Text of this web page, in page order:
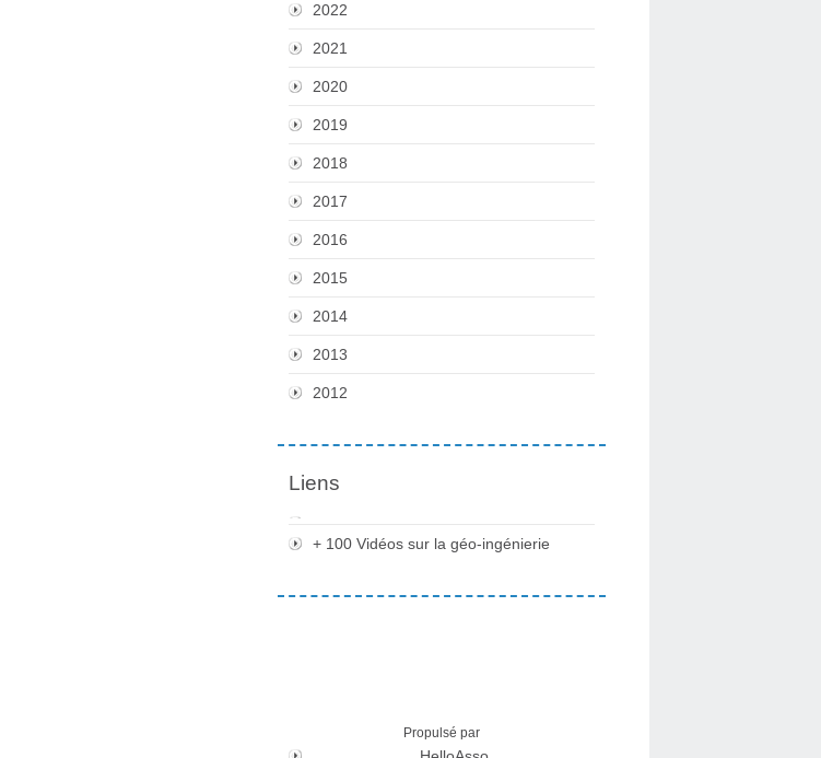
2022
2021
2020
2019
2018
2017
2016
2015
2014
2013
2012
Liens
+ 100 Vidéos sur la géo-ingénierie
Propulsé par